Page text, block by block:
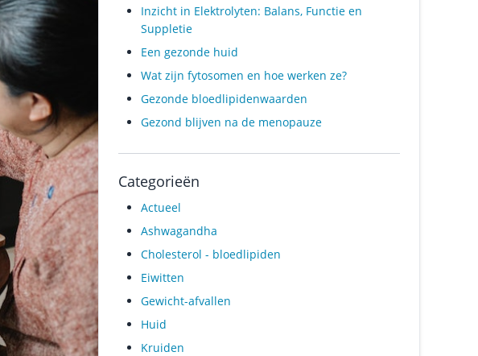
Inzicht in Elektrolyten: Balans, Functie en
Suppletie
Een gezonde huid
Wat zijn fytosomen en hoe werken ze?
Gezonde bloedlipidenwaarden
Gezond blijven na de menopauze
Categorieën
Actueel
Ashwagandha
Cholesterol - bloedlipiden
Eiwitten
Gewicht-afvallen
Huid
Kruiden